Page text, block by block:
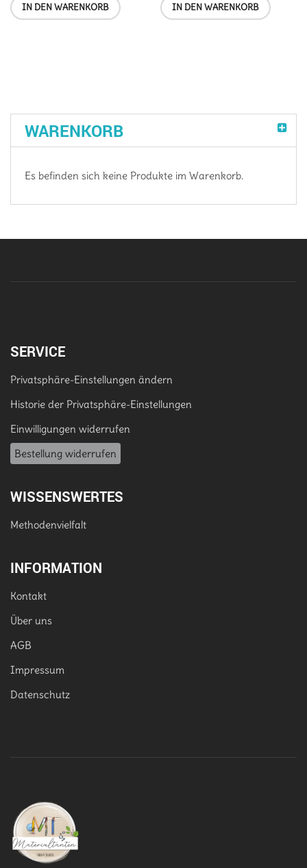
IN DEN WARENKORB IN DEN WARENKORB
WARENKORB
Es befinden sich keine Produkte im Warenkorb.
SERVICE
Privatsphäre-Einstellungen ändern
Historie der Privatsphäre-Einstellungen
Einwilligungen widerrufen
Bestellung widerrufen
WISSENSWERTES
Methodenvielfalt
INFORMATION
Kontakt
Über uns
AGB
Impressum
Datenschutz